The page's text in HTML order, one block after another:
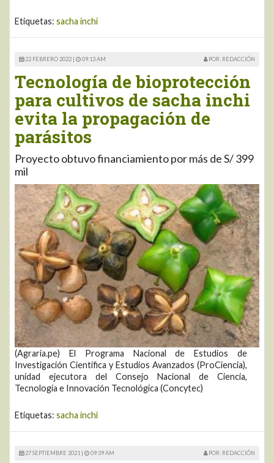
Etiquetas: sacha inchi
22 FEBRERO 2022 | 09:13 AM POR: REDACCIÓN
Tecnología de bioprotección
para cultivos de sacha inchi
evita la propagación de
parásitos
Proyecto obtuvo financiamiento por más de S/ 399
mil
(Agraria.pe) El Programa Nacional de Estudios de
Investigación Científica y Estudios Avanzados (ProCiencia),
unidad ejecutora del Consejo Nacional de Ciencia,
Tecnología e Innovación Tecnológica (Concytec)
Etiquetas: sacha inchi
27 SEPTIEMBRE 2021 | 09:39 AM POR: REDACCIÓN